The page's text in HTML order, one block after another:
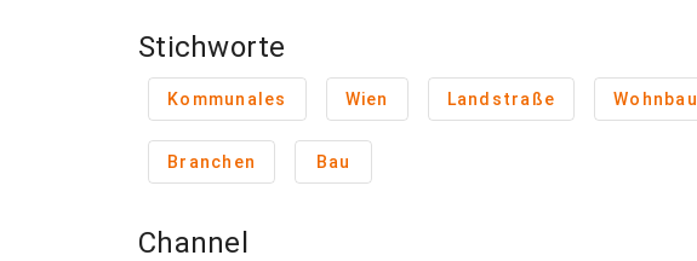
Stichworte
Kommunales Wien Landstraße Wohnbau
Branchen Bau
Channel